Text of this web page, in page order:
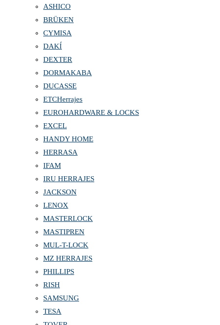
ASHICO
BRÜKEN
CYMISA
DAKÍ
DEXTER
DORMAKABA
DUCASSE
ETCHerrajes
EUROHARDWARE & LOCKS
EXCEL
HANDY HOME
HERRASA
IFAM
IRU HERRAJES
JACKSON
LENOX
MASTERLOCK
MASTIPREN
MUL-T-LOCK
MZ HERRAJES
PHILLIPS
RISH
SAMSUNG
TESA